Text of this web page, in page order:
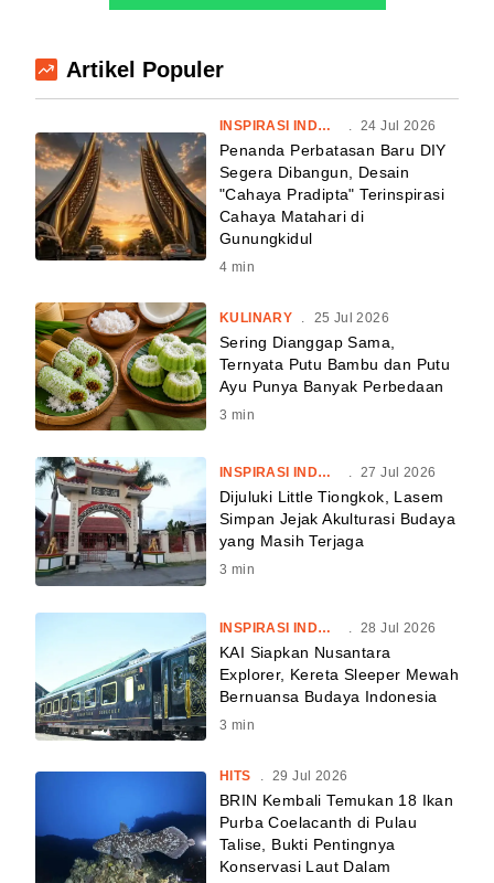
Artikel Populer
INSPIRASI INDONESIA . 24 Jul 2026
Penanda Perbatasan Baru DIY
Segera Dibangun, Desain
"Cahaya Pradipta" Terinspirasi
Cahaya Matahari di
Gunungkidul
4 min
KULINARY . 25 Jul 2026
Sering Dianggap Sama,
Ternyata Putu Bambu dan Putu
Ayu Punya Banyak Perbedaan
3 min
INSPIRASI INDONESIA . 27 Jul 2026
Dijuluki Little Tiongkok, Lasem
Simpan Jejak Akulturasi Budaya
yang Masih Terjaga
3 min
INSPIRASI INDONESIA 28 Jul 2026
KAI Siapkan Nusantara
Explorer, Kereta Sleeper Mewah
Bernuansa Budaya Indonesia
3 min
HITS 29 Jul 2026
BRIN Kembali Temukan 18 Ikan
Purba Coelacanth di Pulau
Talise, Bukti Pentingnya
Konservasi Laut Dalam